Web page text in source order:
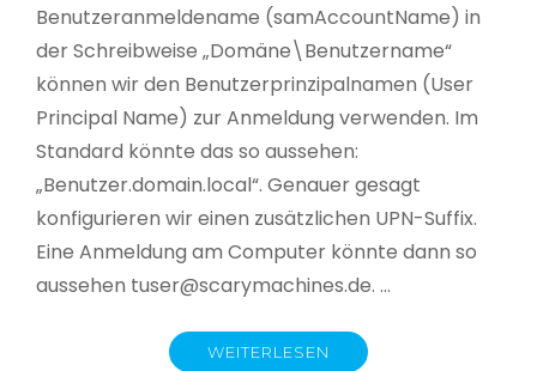
Benutzeranmeldename (samAccountName) in
der Schreibweise „Domäne\Benutzername“
können wir den Benutzerprinzipalnamen (User
Principal Name) zur Anmeldung verwenden. Im
Standard könnte das so aussehen:
„Benutzer.domain.local“. Genauer gesagt
konfigurieren wir einen zusätzlichen UPN-Suffix.
Eine Anmeldung am Computer könnte dann so
aussehen tuser@scarymachines.de. …
WEITERLESEN